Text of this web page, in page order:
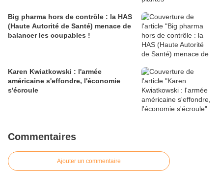
Big pharma hors de contrôle : la HAS
(Haute Autorité de Santé) menace de
balancer les coupables !
Karen Kwiatkowski : l'armée
américaine s'effondre, l'économie
s'écroule
Commentaires
Ajouter un commentaire